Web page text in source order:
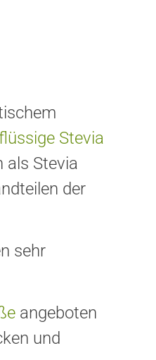
Stevia
als Stevia
der
sehr
angeboten
und